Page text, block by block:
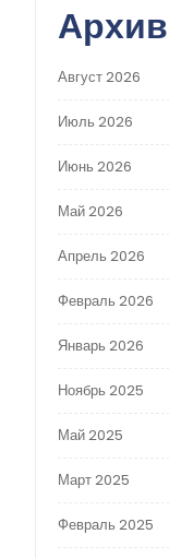
Архив
Август 2026
Июль 2026
Июнь 2026
Май 2026
Апрель 2026
Февраль 2026
Январь 2026
Ноябрь 2025
Май 2025
Март 2025
Февраль 2025